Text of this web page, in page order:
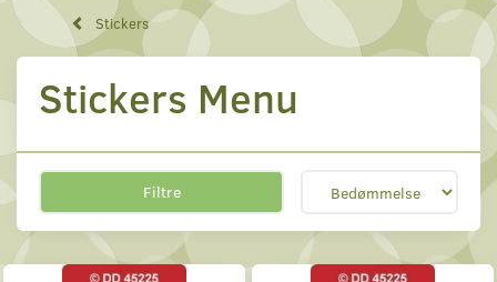
Stickers
Stickers Menu
Filtre